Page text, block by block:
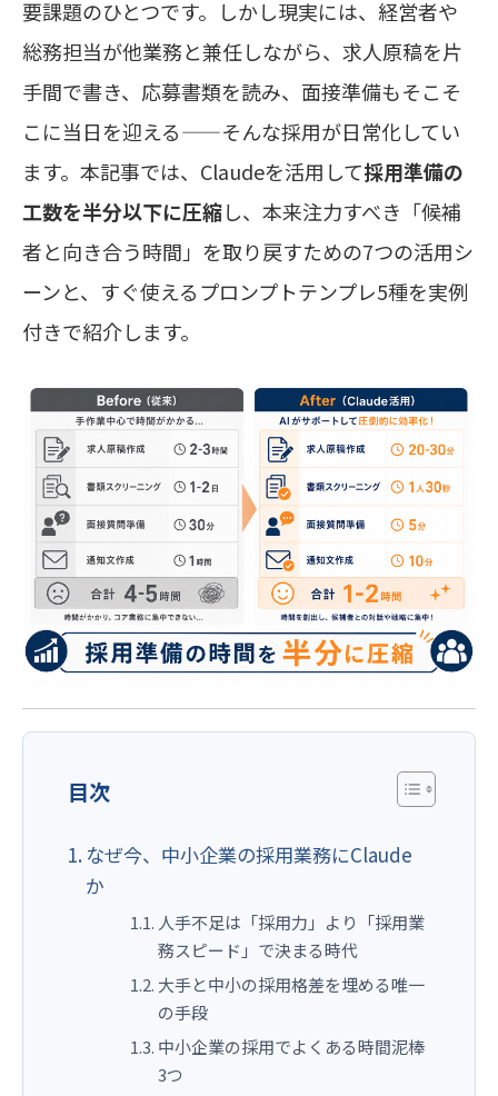
要課題のひとつです。しかし現実には、経営者や
総務担当が他業務と兼任しながら、求人原稿を片
手間で書き、応募書類を読み、面接準備もそこそ
こに当日を迎える——そんな採用が日常化してい
ます。本記事では、Claudeを活用して採用準備の
工数を半分以下に圧縮し、本来注力すべき「候補
者と向き合う時間」を取り戻すための7つの活用シ
ーンと、すぐ使えるプロンプトテンプレ5種を実例
付きで紹介します。
目次
なぜ今、中小企業の採用業務にClaude
か
人手不足は「採用力」より「採用業
務スピード」で決まる時代
大手と中小の採用格差を埋める唯一
の手段
中小企業の採用でよくある時間泥棒
3つ